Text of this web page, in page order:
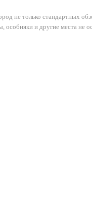
не только стандартных
и другие места не